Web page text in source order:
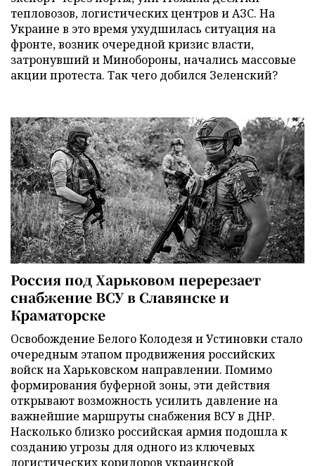
тепловозов, логистических центров и АЗС. На
Украине в это время ухудшилась ситуация на
фронте, возник очередной кризис власти,
затронувший и Минобороны, начались массовые
акции протеста. Так чего добился Зеленский?
Россия под Харьковом перерезает
снабжение ВСУ в Славянске и
Краматорске
Освобождение Белого Колодезя и Устиновки стало
очередным этапом продвижения российских
войск на Харьковском направлении. Помимо
формирования буферной зоны, эти действия
открывают возможность усилить давление на
важнейшие маршруты снабжения ВСУ в ДНР.
Насколько близко российская армия подошла к
созданию угрозы для одного из ключевых
логистических коридоров украинской